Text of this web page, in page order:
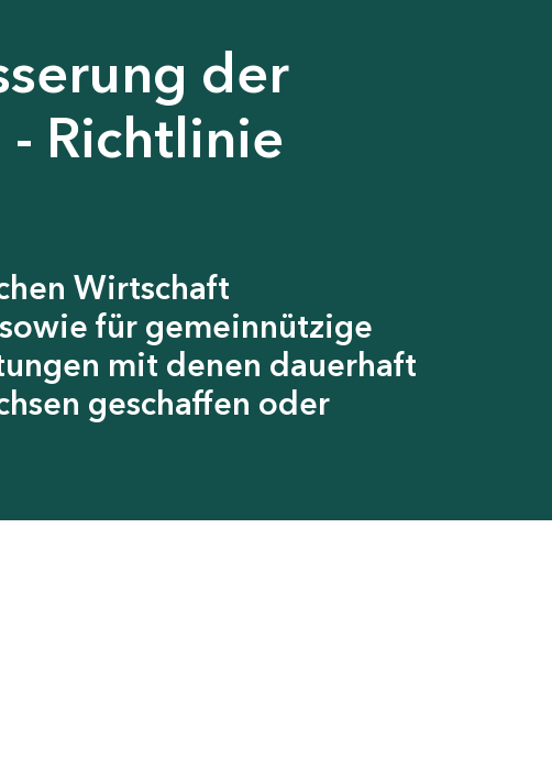
der
Richtlinie
Wirtschaft
für gemeinnützige
mit denen dauerhaft
geschaffen oder